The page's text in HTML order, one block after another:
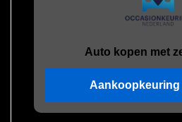
Auto kopen met
Aankoopkeuring